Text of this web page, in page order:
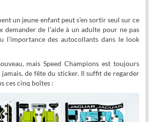
un jeune enfant peut s’en sortir seul sur ce
de l’aide à un adulte pour ne pas
l’importance des autocollants dans le look
mais Speed Champions est toujours
jamais, de fête du sticker. Il suffit de regarder
ces cinq boîtes :